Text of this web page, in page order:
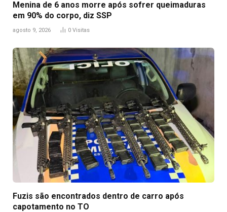
Menina de 6 anos morre após sofrer queimaduras
em 90% do corpo, diz SSP
agosto 9, 2026 0 Visitas
Fuzis são encontrados dentro de carro após
capotamento no TO